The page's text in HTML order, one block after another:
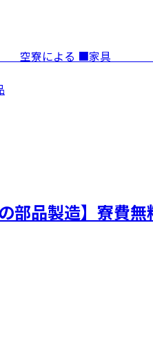
■寮費 空寮による
部品製造】寮費